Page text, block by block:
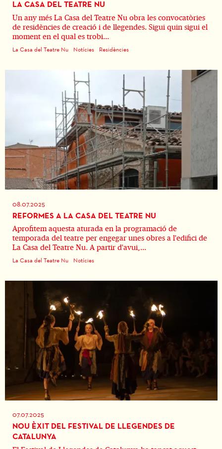
LA CASA DEL TEATRE NU
Un any més La Casa del Teatre Nu obra les convocatòries
de residències de creació i de llegendes. Sigui quin sigui el
moment en el qual es trobi...
La Casa del Teatre Nu Notícies Residències
08.07.2025
REFORMES A LA CASA DEL TEATRE NU
Aprofitem aquesta aturada en la programació de
temporada del teatre per engegar unes obres a l'edifici de
La Casa del Teatre Nu. A partir d'avui,...
La Casa del Teatre Nu Notícies
07.07.2025
NOU ÈXIT DEL FESTIVAL DE LLEGENDES DE
CATALUNYA